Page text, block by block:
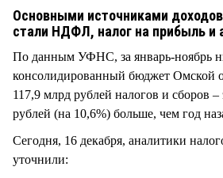
Основными источниками
стали НДФЛ, налог на прибыль и
По данным УФНС, за январь-ноябрь
консолидированный бюджет Омской
117,9 млрд рублей налогов и сборов –
рублей (на 10,6%) больше, чем год
Сегодня, 16 декабря, аналитики
уточнили: